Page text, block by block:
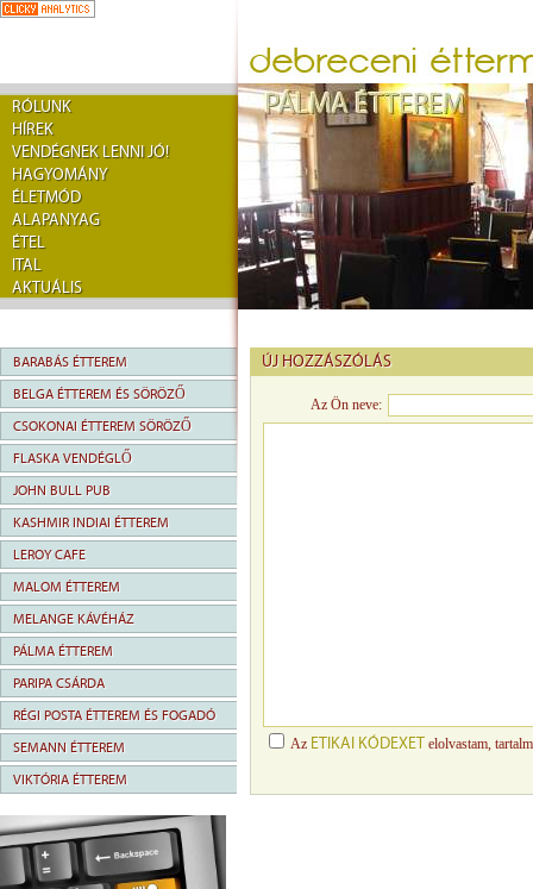
RÓLUNK
HÍREK
VENDÉGNEK LENNI JÓ!
HAGYOMÁNY
ÉLETMÓD
ALAPANYAG
ÉTEL
ITAL
AKTUÁLIS
BARABÁS ÉTTEREM
BELGA ÉTTEREM ÉS SÖRÖZŐ
CSOKONAI ÉTTEREM SÖRÖZŐ
FLASKA VENDÉGLŐ
JOHN BULL PUB
KASHMIR INDIAI ÉTTEREM
LEROY CAFE
MALOM ÉTTEREM
MELANGE KÁVÉHÁZ
PÁLMA ÉTTEREM
PARIPA CSÁRDA
RÉGI POSTA ÉTTEREM ÉS FOGADÓ
SEMANN ÉTTEREM
VIKTÓRIA ÉTTEREM
ÚJ HOZZÁSZÓLÁS
Az Ön neve:
Az ETIKAI KÓDEXET elolvastam,